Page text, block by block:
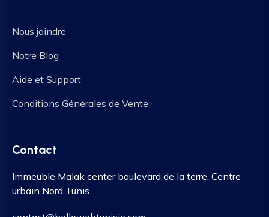
Nous joindre
Notre Blog
Aide et Support
Conditions Générales de Vente
Contact
Immeuble Malak center boulevard de la terre, Centre
urbain Nord Tunis.